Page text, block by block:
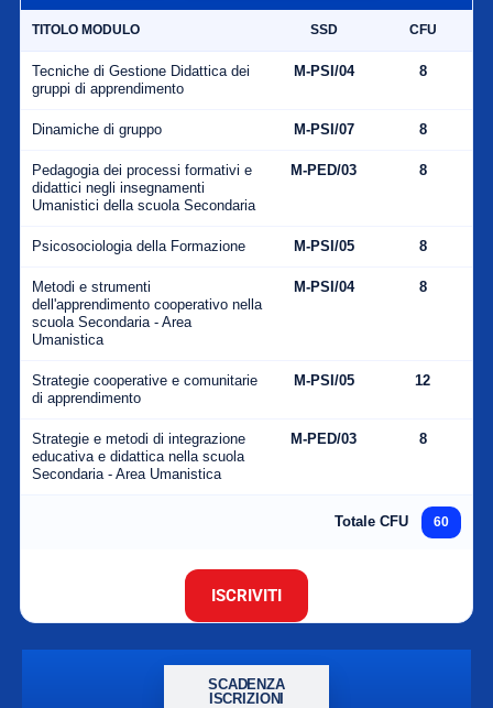
TITOLO MODULO SSD CFU
Tecniche di Gestione Didattica dei
gruppi di apprendimento
M-PSI/04 8
Dinamiche di gruppo M-PSI/07 8
Pedagogia dei processi formativi e
didattici negli insegnamenti
Umanistici della scuola Secondaria
M-PED/03 8
Psicosociologia della Formazione M-PSI/05 8
Metodi e strumenti
dell'apprendimento cooperativo nella
scuola Secondaria - Area
Umanistica
M-PSI/04 8
Strategie cooperative e comunitarie
di apprendimento
M-PSI/05 12
Strategie e metodi di integrazione
educativa e didattica nella scuola
Secondaria - Area Umanistica
M-PED/03 8
Totale CFU 60
ISCRIVITI
SCADENZA
ISCRIZIONI